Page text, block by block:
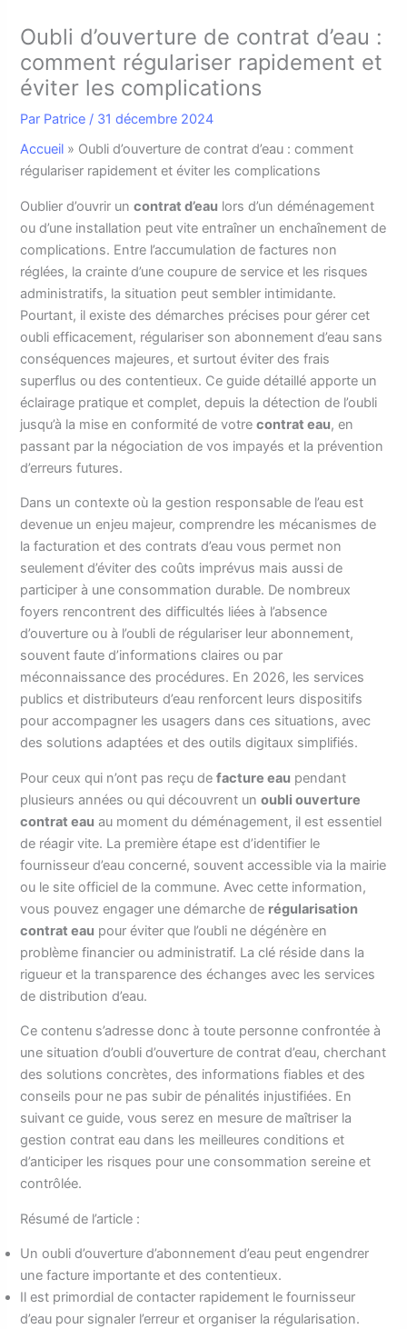
Oubli d’ouverture de contrat d’eau :
comment régulariser rapidement et
éviter les complications
Par Patrice / 31 décembre 2024
Accueil » Oubli d’ouverture de contrat d’eau : comment
régulariser rapidement et éviter les complications
Oublier d’ouvrir uncontrat d’eau lors d’un déménagement
ou d’une installation peut vite entraîner un enchaînement de
complications. Entre l’accumulation de factures non
réglées, la crainte d’une coupure de service et les risques
administratifs, la situation peut sembler intimidante.
Pourtant, il existe des démarches précises pour gérer cet
oubli efficacement, régulariser son abonnement d’eau sans
conséquences majeures, et surtout éviter des frais
superflus ou des contentieux. Ce guide détaillé apporte un
éclairage pratique et complet, depuis la détection de l’oubli
jusqu’à la mise en conformité de votrecontrat eau, en
passant par la négociation de vos impayés et la prévention
d’erreurs futures.
Dans un contexte où la gestion responsable de l’eau est
devenue un enjeu majeur, comprendre les mécanismes de
la facturation et des contrats d’eau vous permet non
seulement d’éviter des coûts imprévus mais aussi de
participer à une consommation durable. De nombreux
foyers rencontrent des difficultés liées à l’absence
d’ouverture ou à l’oubli de régulariser leur abonnement,
souvent faute d’informations claires ou par
méconnaissance des procédures. En 2026, les services
publics et distributeurs d’eau renforcent leurs dispositifs
pour accompagner les usagers dans ces situations, avec
des solutions adaptées et des outils digitaux simplifiés.
Pour ceux qui n’ont pas reçu defacture eau pendant
plusieurs années ou qui découvrent unoubli ouverture
contrat eau au moment du déménagement, il est essentiel
de réagir vite. La première étape est d’identifier le
fournisseur d’eau concerné, souvent accessible via la mairie
ou le site officiel de la commune. Avec cette information,
vous pouvez engager une démarche de régularisation
contrat eau pour éviter que l’oubli ne dégénère en
problème financier ou administratif. La clé réside dans la
rigueur et la transparence des échanges avec les services
de distribution d’eau.
Ce contenu s’adresse donc à toute personne confrontée à
une situation d’oubli d’ouverture de contrat d’eau, cherchant
des solutions concrètes, des informations fiables et des
conseils pour ne pas subir de pénalités injustifiées. En
suivant ce guide, vous serez en mesure de maîtriser la
gestion contrat eau dans les meilleures conditions et
d’anticiper les risques pour une consommation sereine et
contrôlée.
Résumé de l’article :
Un oubli d’ouverture d’abonnement d’eau peut engendrer
une facture importante et des contentieux.
Il est primordial de contacter rapidement le fournisseur
d’eau pour signaler l’erreur et organiser la régularisation.